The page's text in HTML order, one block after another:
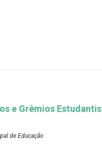
e Grêmios Estudantis
de Educação